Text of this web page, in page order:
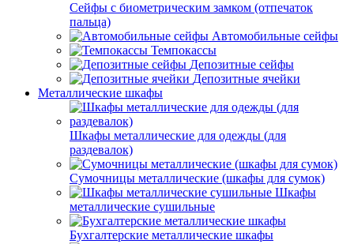
Сейфы с биометрическим замком (отпечаток
пальца)
Автомобильные сейфы
Темпокассы
Депозитные сейфы
Депозитные ячейки
Металлические шкафы
Шкафы металлические для одежды (для
раздевалок)
Сумочницы металлические (шкафы для сумок)
Шкафы
металлические сушильные
Бухгалтерские металлические шкафы